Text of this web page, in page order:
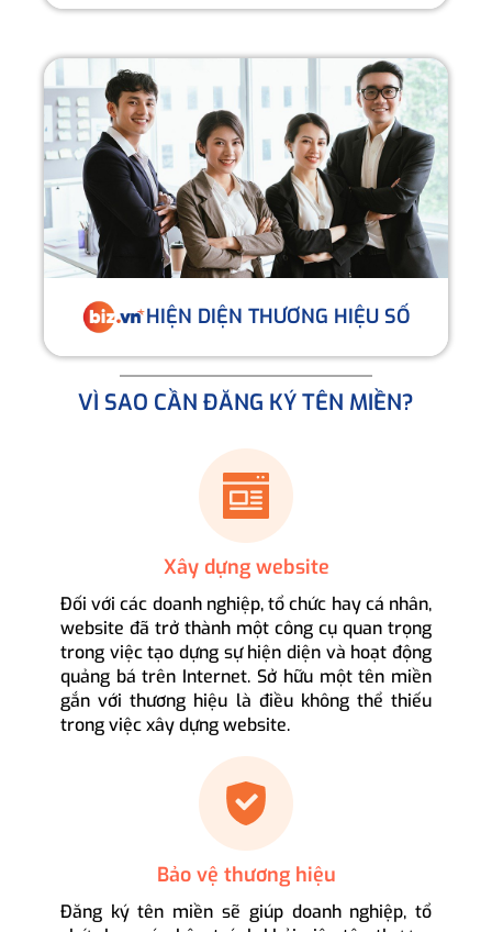
HIỆN DIỆN THƯƠNG HIỆU SỐ
VÌ SAO CẦN ĐĂNG KÝ TÊN MIỀN?
Xây dựng website
Đối với các doanh nghiệp, tổ chức hay cá nhân,
website đã trở thành một công cụ quan trọng
trong việc tạo dựng sự hiện diện và hoạt động
quảng bá trên Internet. Sở hữu một tên miền
gắn với thương hiệu là điều không thể thiếu
trong việc xây dựng website.
Bảo vệ thương hiệu
Đăng ký tên miền sẽ giúp doanh nghiệp, tổ